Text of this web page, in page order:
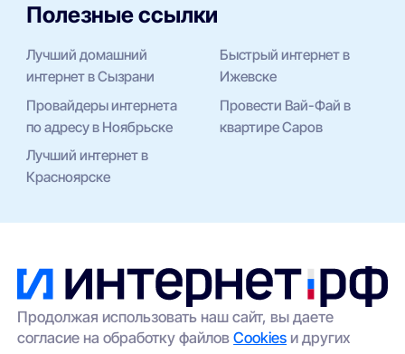
Полезные ссылки
Лучший домашний
интернет в Сызрани
Быстрый интернет в
Ижевске
Провайдеры интернета
по адресу в Ноябрьске
Провести Вай-Фай в
квартире Саров
Лучший интернет в
Красноярске
Продолжая использовать наш сайт, вы даете
согласие на обработку файловCookies и других